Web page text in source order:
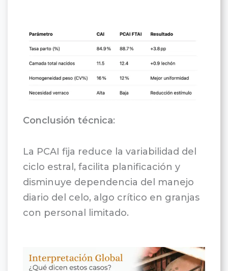
Conclusión técnica:
La PCAI fija reduce la variabilidad del
ciclo estral, facilita planificación y
disminuye dependencia del manejo
diario del celo, algo crítico en granjas
con personal limitado.